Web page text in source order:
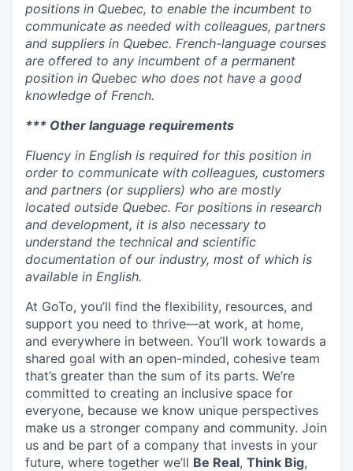
positions in Quebec, to enable the incumbent to
communicate as needed with colleagues, partners
and suppliers in Quebec. French-language courses
are offered to any incumbent of a permanent
position in Quebec who does not have a good
knowledge of French.
*** Other language requirements
Fluency in English is required for this position in
order to communicate with colleagues, customers
and partners (or suppliers) who are mostly
located outside Quebec. For positions in research
and development, it is also necessary to
understand the technical and scientific
documentation of our industry, most of which is
available in English.
At GoTo, you’ll find the flexibility, resources, and
support you need to thrive—at work, at home,
and everywhere in between. You’ll work towards a
shared goal with an open-minded, cohesive team
that’s greater than the sum of its parts. We’re
committed to creating an inclusive space for
everyone, because we know unique perspectives
make us a stronger company and community. Join
us and be part of a company that invests in your
future, where together we’ll Be Real, Think Big,